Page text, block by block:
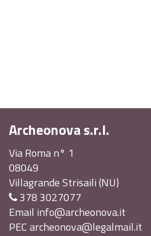
Archeonova s.r.l.
Via Roma n° 1
08049
Villagrande Strisaili (NU)
378 3027077
Email info@archeonova.it
PECarcheonova@legalmail.it